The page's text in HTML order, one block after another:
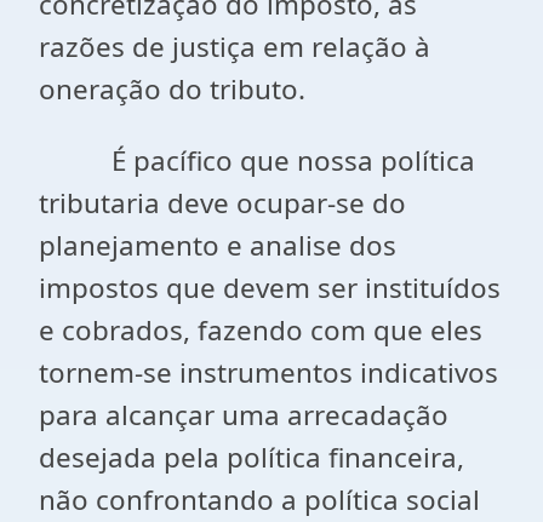
razões de justiça em relação à
oneração do tributo.
É pacífico que nossa política
tributaria deve ocupar-se do
planejamento e analise dos
impostos que devem ser instituídos
e cobrados, fazendo com que eles
tornem-se instrumentos indicativos
para alcançar uma arrecadação
desejada pela política financeira,
não confrontando a política social